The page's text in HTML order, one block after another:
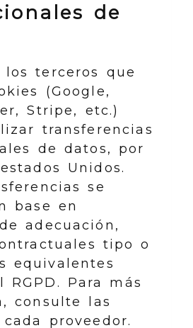
de
los terceros que
(Google,
Stripe, etc.)
transferencias
de datos, por
Unidos.
se
base en
adecuación,
tipo o
equivalentes
RGPD. Para más
consulte las
proveedor.